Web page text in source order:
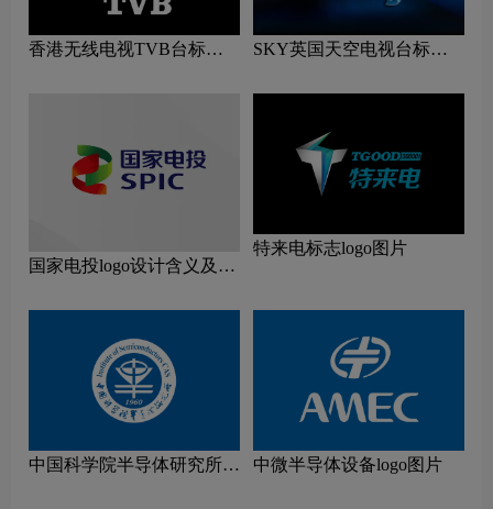
香港无线电视TVB台标志
SKY英国天空电视台标志
国家电投logo设计含义及设
特来电标志logo图片
中国科学院半导体研究所
中微半导体设备logo图片